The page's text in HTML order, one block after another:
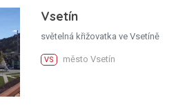
Vsetín
světelná křižovatka ve Vsetíně
VS město Vsetín